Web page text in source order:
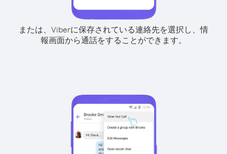
または、Viberに保存されている連絡先を選択し、情
報画面から通話をすることができます。